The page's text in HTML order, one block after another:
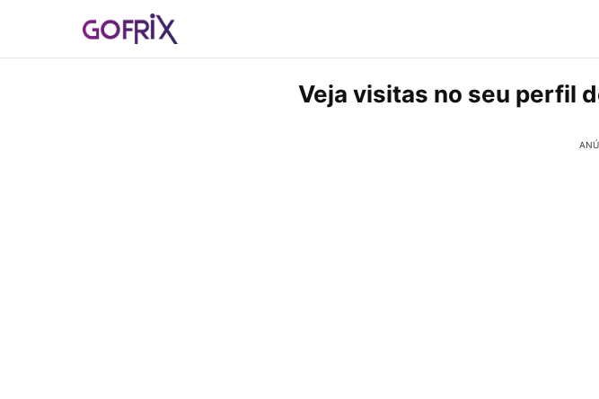
Veja visitas no seu perfil